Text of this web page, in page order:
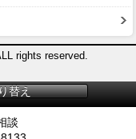
rights reserved.
談
替え